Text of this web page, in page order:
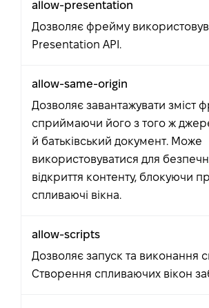
allow-presentation
Дозволяє фрейму
Presentation API.
allow-same-origin
Дозволяє завантажувати зміст
сприймаючи його з того ж
й батьківський документ. Може
використовуватися для
відкриття контенту, блокуючи
спливаючі вікна.
allow-scripts
Дозволяє запуск та виконання
Створення спливаючих вікон